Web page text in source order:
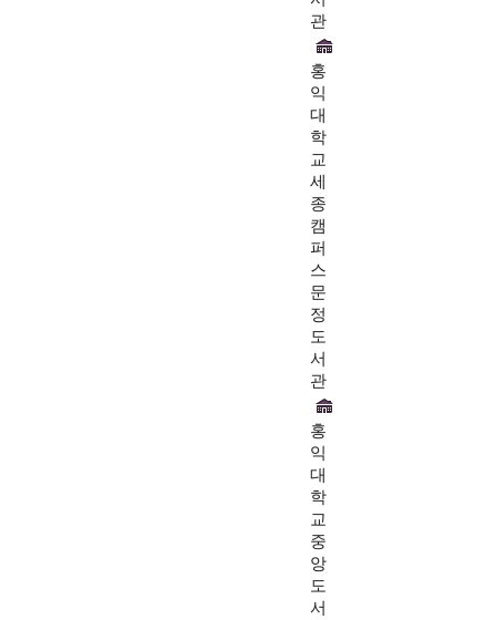
관
홍
익
대
학
교
세
종
캠
퍼
스
문
정
도
서
관
홍
익
대
학
교
중
앙
도
서